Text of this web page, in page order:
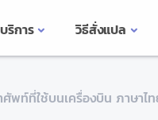
บริการ วิธีสั่งแปล
ศัพท์ที่ใช้บนเครื่องบิน ภาษา